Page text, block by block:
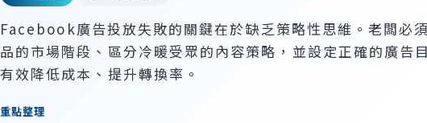
Facebook廣告投放失敗的關鍵在於缺乏策略性思維。老闆必
品的市場階段、區分冷暖受眾的內容策略，並設定正確的廣告
有效降低成本、提升轉換率。
重點整理